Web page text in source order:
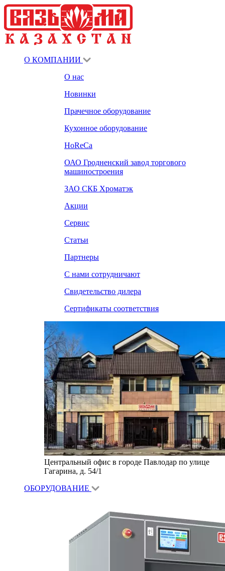
О КОМПАНИИ
О нас
Новинки
Прачечное оборудование
Кухонное оборудование
HoReCa
ОАО Гродненский завод торгового
машиностроения
ЗАО СКБ Хроматэк
Акции
Сервис
Статьи
Партнеры
С нами сотрудничают
Свидетельство дилера
Сертификаты соответствия
Центральный офис в городе Павлодар по улице
Гагарина, д. 54/1
ОБОРУДОВАНИЕ